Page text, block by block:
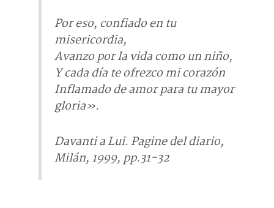
Por eso, confiado en tu
misericordia,
Avanzo por la vida como un niño,
Y cada día te ofrezco mi corazón
Inflamado de amor para tu mayor
gloria».
Davanti a Lui. Pagine del diario,
Milán, 1999, pp.31-32